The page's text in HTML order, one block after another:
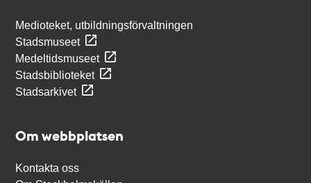
Medioteket, utbildningsförvaltningen
Stadsmuseet
Medeltidsmuseet
Stadsbiblioteket
Stadsarkivet
Om webbplatsen
Kontakta oss